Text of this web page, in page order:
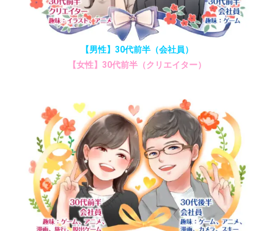
【男性】30代前半（会社員）
【女性】30代前半（クリエイター）